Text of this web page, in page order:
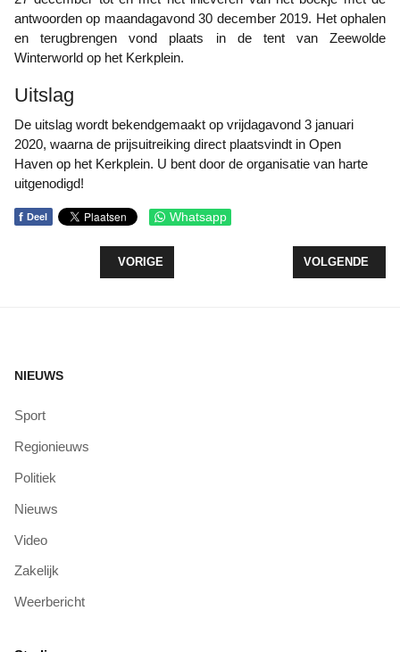
antwoorden op maandagavond 30 december 2019. Het ophalen
en terugbrengen vond plaats in de tent van Zeewolde
Winterworld op het Kerkplein.
Uitslag
De uitslag wordt bekendgemaakt op vrijdagavond 3 januari
2020, waarna de prijsuitreiking direct plaatsvindt in Open
Haven op het Kerkplein. U bent door de organisatie van harte
uitgenodigd!
f Deel Whatsapp
VORIG ARTIKEL: NEEM EEN “BREEK” MET
VORIGE VOLGENDE
VOLGENDE
NIEUWS
Sport
Regionieuws
Politiek
Nieuws
Video
Zakelijk
Weerbericht